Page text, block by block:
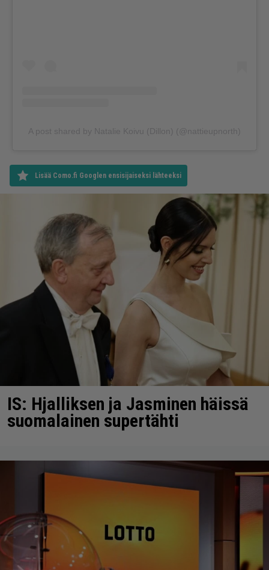
A post shared by Natalie Koivu (Dillon) (@nattieupnorth)
Lisää Como.fi Googlen ensisijaiseksi lähteeksi
IS: Hjalliksen ja Jasminen häissä
suomalainen supertähti